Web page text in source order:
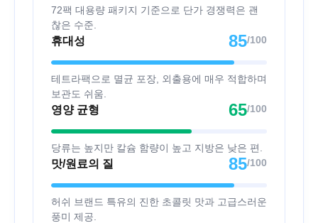
72팩 대용량 패키지 기준으로 단가 경쟁력은 괜
찮은 수준.
휴대성 85/100
테트라팩으로 멸균 포장, 외출용에 매우 적합하며
보관도 쉬움.
영양 균형 65/100
당류는 높지만 칼슘 함량이 높고 지방은 낮은 편.
맛/원료의 질 85/100
허쉬 브랜드 특유의 진한 초콜릿 맛과 고급스러운
풍미 제공.